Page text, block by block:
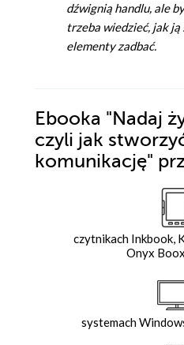
dźwignią handlu, ale
trzeba wiedzieć, jak
elementy zadbać.
Ebooka "Nadaj
czyli jak
komunikację"
czytnikach Inkbook,
Onyx
systemach